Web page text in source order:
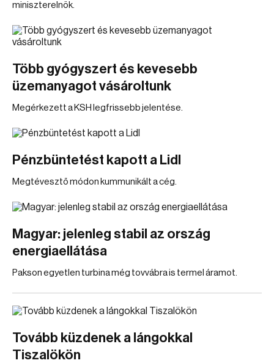
miniszterelnök.
Több gyógyszert és kevesebb
üzemanyagot vásároltunk
Megérkezett a KSH legfrissebb jelentése.
Pénzbüntetést kapott a Lidl
Megtévesztő módon kummunikált a cég.
Magyar: jelenleg stabil az ország
energiaellátása
Pakson egyetlen turbina még tovvábra is termel áramot.
Tovább küzdenek a lángokkal
Tiszalökön